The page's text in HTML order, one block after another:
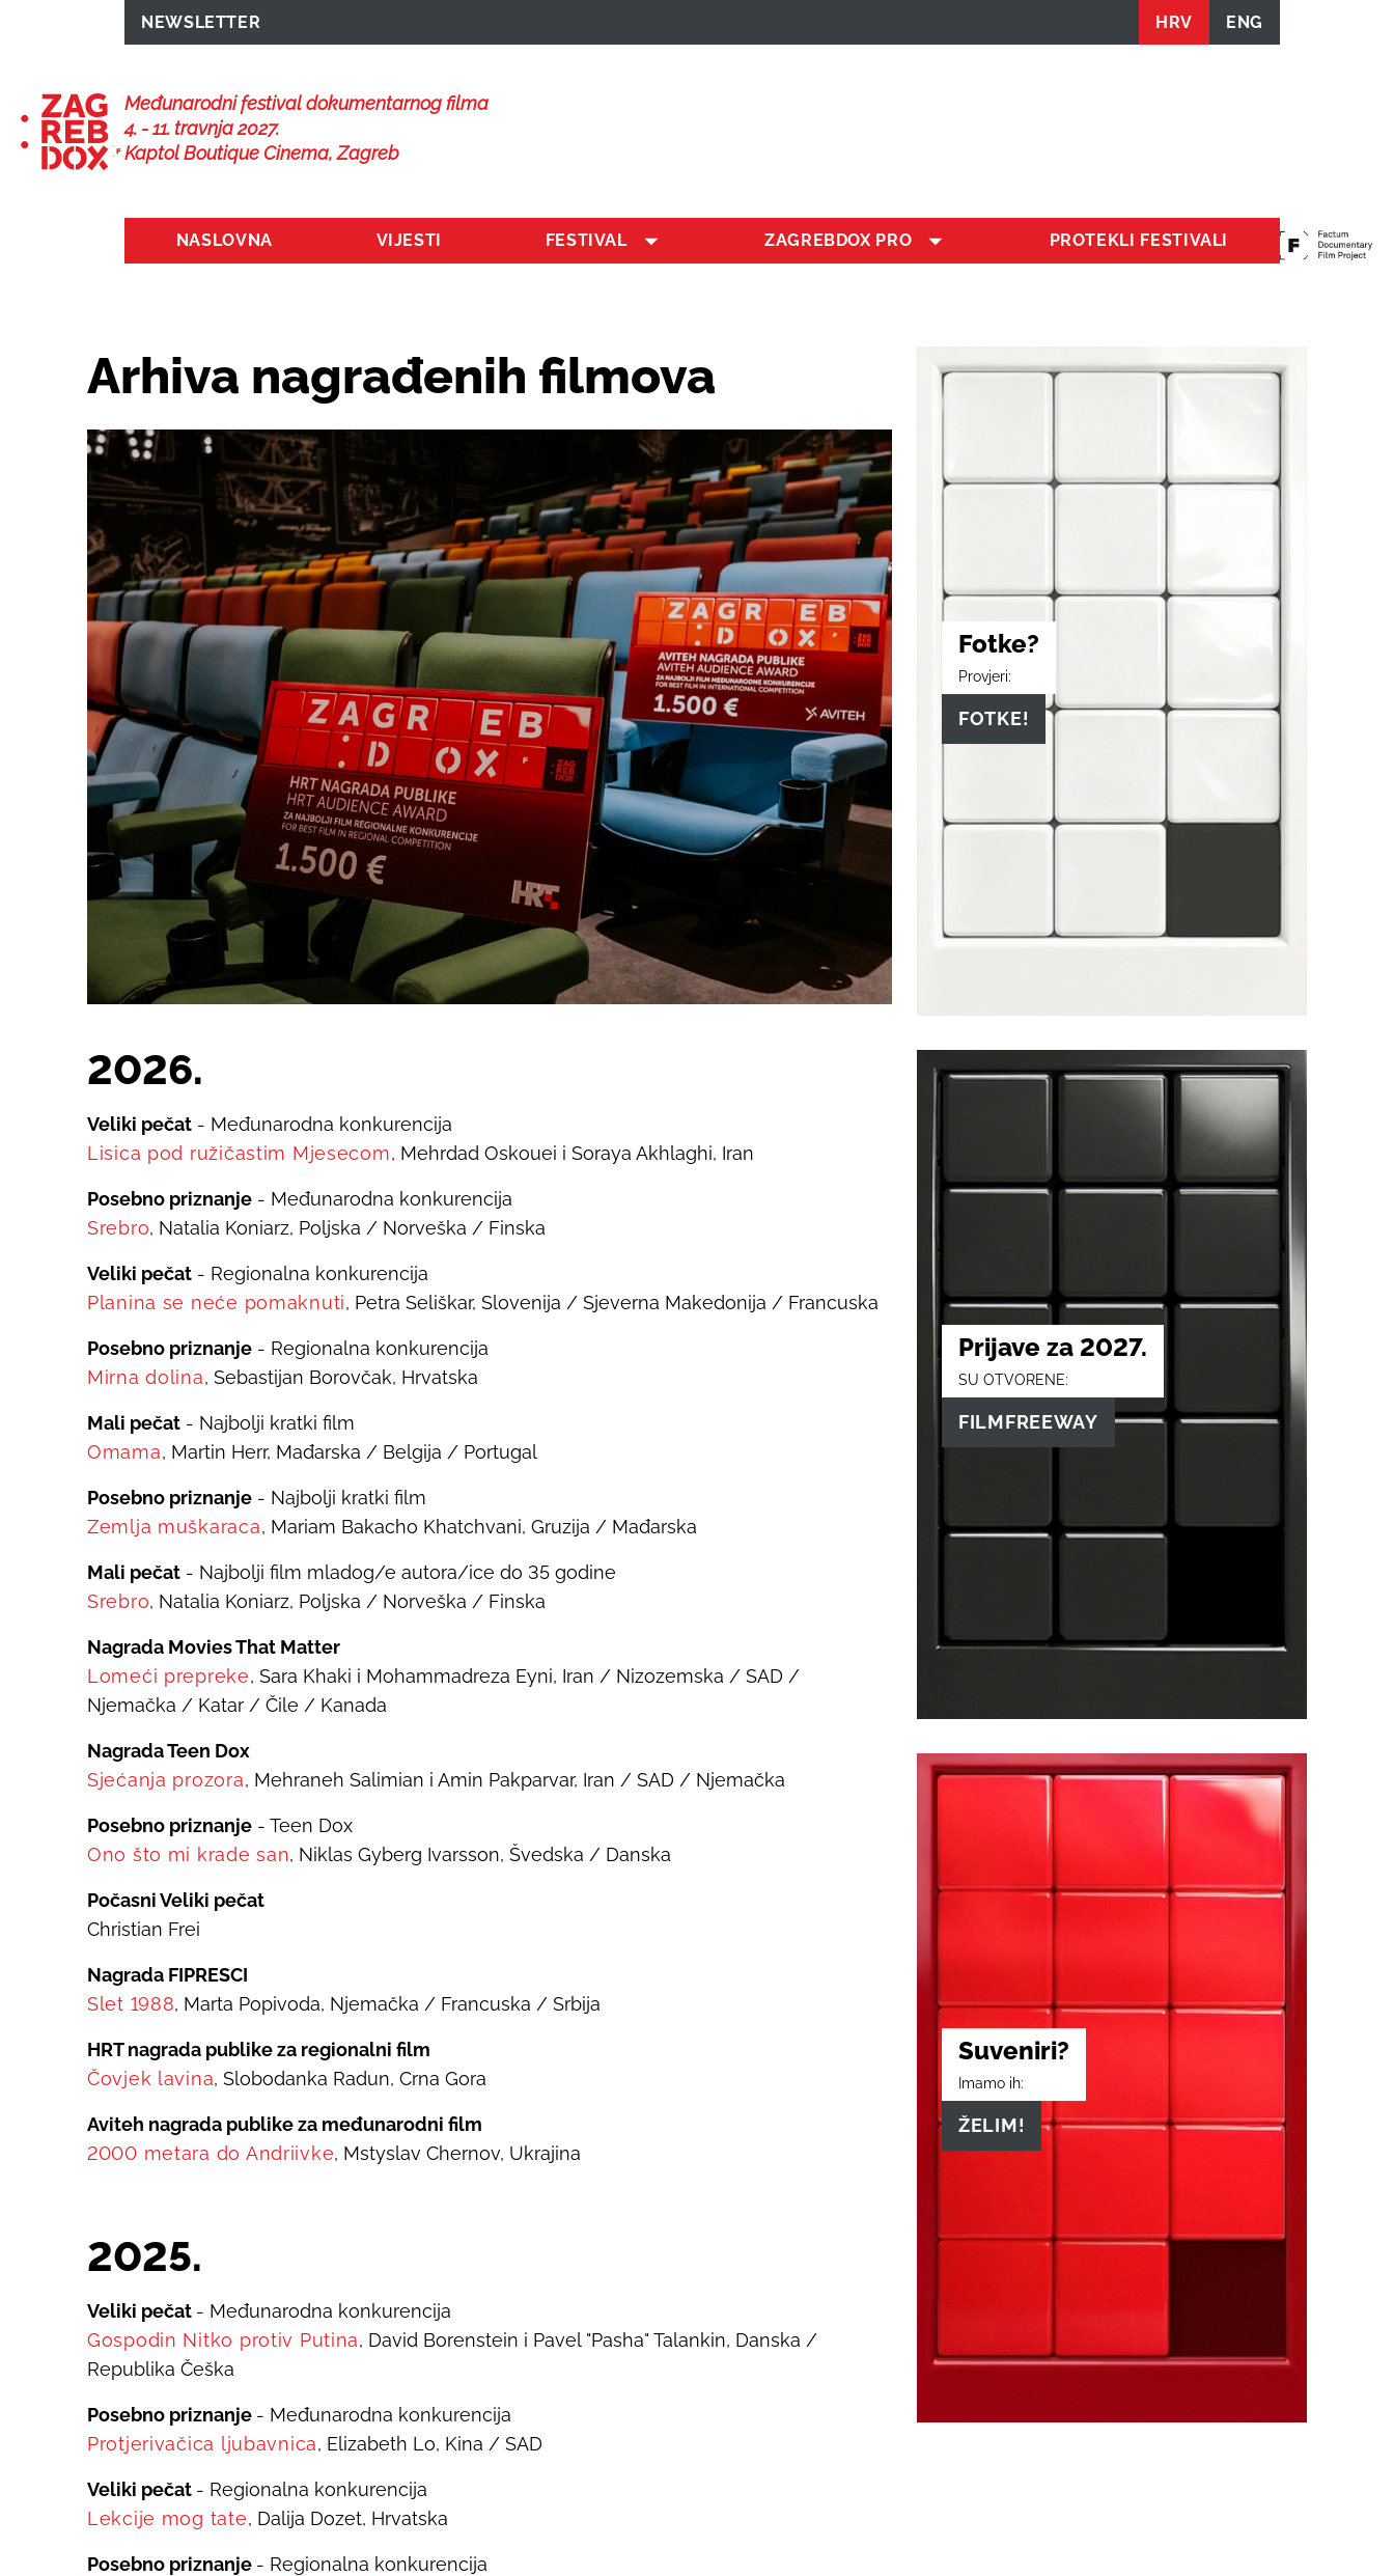
NEWSLETTER HRV ENG
Međunarodni festival dokumentarnog filma
4. - 11. travnja 2027.
Kaptol Boutique Cinema, Zagreb
NASLOVNA VIJESTI FESTIVAL ZAGREBDOX PRO PROTEKLI FESTIVALI
Arhiva nagrađenih filmova
2026.
Veliki pečat - Međunarodna konkurencija
Lisica pod ružičastim Mjesecom, Mehrdad Oskouei i Soraya Akhlaghi, Iran
Posebno priznanje - Međunarodna konkurencija
Srebro, Natalia Koniarz, Poljska / Norveška / Finska
Veliki pečat - Regionalna konkurencija
Planina se neće pomaknuti, Petra Seliškar, Slovenija / Sjeverna Makedonija / Francuska
Posebno priznanje - Regionalna konkurencija
Mirna dolina, Sebastijan Borovčak, Hrvatska
Mali pečat - Najbolji kratki film
Omama, Martin Herr, Mađarska / Belgija / Portugal
Posebno priznanje - Najbolji kratki film
Zemlja muškaraca, Mariam Bakacho Khatchvani, Gruzija / Mađarska
Mali pečat - Najbolji film mladog/e autora/ice do 35 godine
Srebro, Natalia Koniarz, Poljska / Norveška / Finska
Nagrada Movies That Matter
Lomeći prepreke, Sara Khaki i Mohammadreza Eyni, Iran / Nizozemska / SAD /
Njemačka / Katar / Čile / Kanada
Nagrada Teen Dox
Sjećanja prozora, Mehraneh Salimian i Amin Pakparvar, Iran / SAD / Njemačka
Posebno priznanje - Teen Dox
Ono što mi krade san, Niklas Gyberg Ivarsson, Švedska / Danska
Počasni Veliki pečat
Christian Frei
Nagrada FIPRESCI
Slet 1988, Marta Popivoda, Njemačka / Francuska / Srbija
HRT nagrada publike za regionalni film
Čovjek lavina, Slobodanka Radun, Crna Gora
Aviteh nagrada publike za međunarodni film
2000 metara do Andriivke, Mstyslav Chernov, Ukrajina
2025.
Veliki pečat - Međunarodna konkurencija
Gospodin Nitko protiv Putina, David Borenstein i Pavel "Pasha" Talankin, Danska /
Republika Češka
Posebno priznanje - Međunarodna konkurencija
Protjerivačica ljubavnica, Elizabeth Lo, Kina / SAD
Veliki pečat - Regionalna konkurencija
Lekcije mog tate, Dalija Dozet, Hrvatska
Posebno priznanje - Regionalna konkurencija
Fotke?
Provjeri:
FOTKE!
Prijave za 2027.
SU OTVORENE:
FILMFREEWAY
Suveniri?
Imamo ih:
ŽELIM!